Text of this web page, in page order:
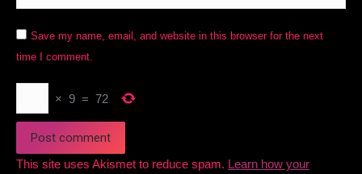
Save my name, email, and website in this browser for the next
time I comment.
× 9 = 72
Post comment
This site uses Akismet to reduce spam. Learn how your